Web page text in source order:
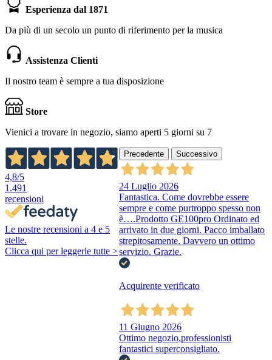
Esperienza dal 1871
Da più di un secolo un punto di riferimento per la musica
Assistenza Clienti
Il nostro team è sempre a tua disposizione
Store
Vienici a trovare in negozio, siamo aperti 5 giorni su 7
4,8/5
1.491
recensioni
Le nostre recensioni a 4 e 5
stelle.
Clicca qui per leggerle tutte >
Precedente Successivo
24 Luglio 2026
Fantastica. Come dovrebbe essere
sempre e come purtroppo spesso non
è….Prodotto GE100pro Ordinato ed
arrivato in due giorni. Pacco imballato
strepitosamente. Davvero un ottimo
servizio. Grazie.
Acquirente verificato
11 Giugno 2026
Ottimo negozio,professionisti
fantastici superconsigliato.